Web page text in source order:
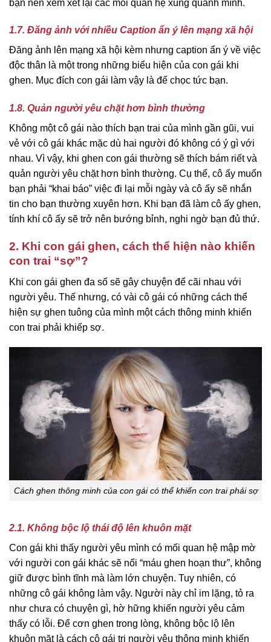
bạn nên xem xét lại các mối quan hệ xung quanh mình.
1.7. Đăng ảnh với nhiều Caption ẩn ý lên mạng xã hội
Đăng ảnh lên mạng xã hội kèm nhưng caption ẩn ý về việc
độc thân là một trong những biểu hiện của con gái khi
ghen. Mục đích con gái làm vậy là để chọc tức bạn.
1.8. Quản người yêu chặt hơn bình thường
Không một cô gái nào thích bạn trai của mình gần gũi, vui
vẻ với cô gái khác mặc dù hai người đó không có ý gì với
nhau. Vì vậy, khi ghen con gái thường sẽ thích bám riết và
quản người yêu chặt hơn bình thường. Cụ thể, cô ấy muốn
bạn phải “khai báo” việc đi lại mỗi ngày và cô ấy sẽ nhắn
tin cho bạn thường xuyên hơn. Khi bạn đã làm cô ấy ghen,
tính khí cô ấy sẽ trở nên bướng bỉnh, nghi ngờ bạn đủ thứ.
2. Khi con gái ghen, cách thể hiện nào khiến
con trai “sợ”?
Khi con gái ghen đa số sẽ gây chuyện để cãi nhau với
người yêu. Thế nhưng, có vài cô gái có những cách thể
hiện sự ghen tuông của mình một cách thông minh khiến
con trai phải khiếp sợ.
Cách ghen thông minh của con gái có thể khiến con trai phải sợ
2.1. Không bộc lộ thái độ lên khuôn mặt
Con gái khi thấy người yêu mình có mối quan hệ mập mờ
với người con gái khác sẽ nổi “máu ghen hoạn thư”, không
giữ được bình tĩnh mà làm lớn chuyện. Tuy nhiên, có
những cô gái không làm vậy. Người này chỉ im lặng, tỏ ra
như chưa có chuyện gì, hờ hững khiến người yêu cảm
thấy có lỗi. Để cơn ghen trong lòng, không bộc lộ lên
khuôn mặt là cách cô gái trị người yêu thông minh khiến